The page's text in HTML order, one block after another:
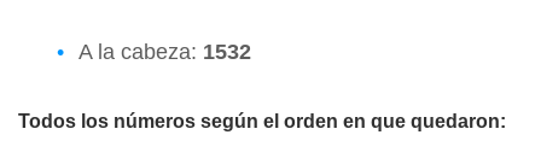
A la cabeza: 1532
Todos los números según el orden en que quedaron: